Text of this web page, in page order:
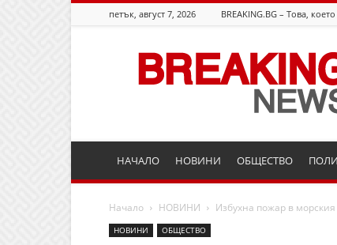
петък, август 7, 2026 BREAKING.BG – Това,
Breaking.bg
НАЧАЛО НОВИНИ ОБЩЕСТВО
Начало НОВИНИ Избухна пожар в
НОВИНИ ОБЩЕСТВО